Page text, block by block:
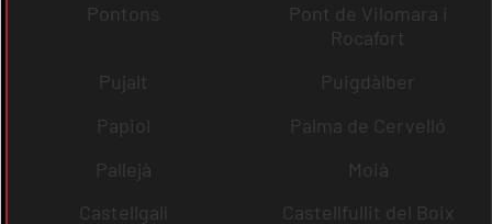
Pontons
Pont de Vilomara i
Rocafort
Pujalt
Puigdàlber
Papiol
Palma de Cervelló
Pallejà
Moià
Castellgalí
Castellfullit del Boix